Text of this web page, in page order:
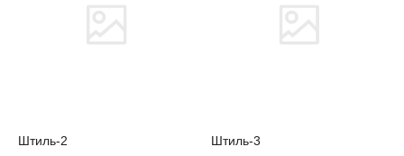
Штиль-2 Штиль-3